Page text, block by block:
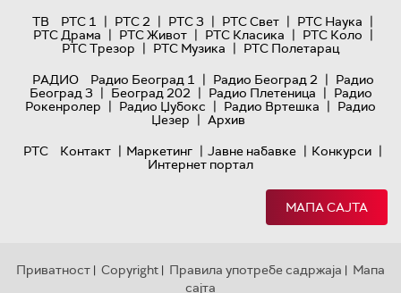
ТВ
РТС 1 | РТС 2 | РТС 3 | РТС Свет | РТС Наука |
РТС Драма | РТС Живот | РТС Класика | РТС Коло |
РТС Трезор | РТС Музика | РТС Полетарац
РАДИО
Радио Београд 1 | Радио Београд 2 | Радио
Београд 3 | Београд 202 | Радио Плетеница | Радио
Рокенролер | Радио Џубокс | Радио Вртешка | Радио
Џезер | Архив
РТС
Контакт | Маркетинг | Јавне набавке | Конкурси |
Интернет портал
МАПА САЈТА
Приватност | Copyright | Правила употребе садржаја | Мапа
сајта